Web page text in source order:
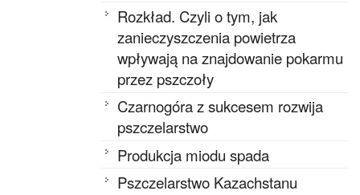
Rozkład. Czyli o tym, jak
zanieczyszczenia powietrza
wpływają na znajdowanie pokarmu
przez pszczoły
Czarnogóra z sukcesem rozwija
pszczelarstwo
Produkcja miodu spada
Pszczelarstwo Kazachstanu